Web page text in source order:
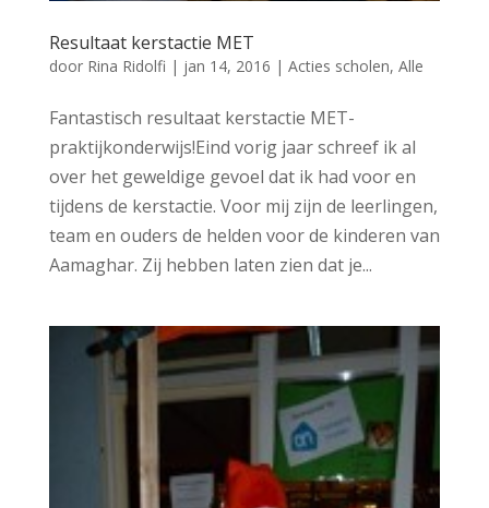
Resultaat kerstactie MET
door Rina Ridolfi | jan 14, 2016 | Acties scholen, Alle
Fantastisch resultaat kerstactie MET-
praktijkonderwijs!Eind vorig jaar schreef ik al
over het geweldige gevoel dat ik had voor en
tijdens de kerstactie. Voor mij zijn de leerlingen,
team en ouders de helden voor de kinderen van
Aamaghar. Zij hebben laten zien dat je...